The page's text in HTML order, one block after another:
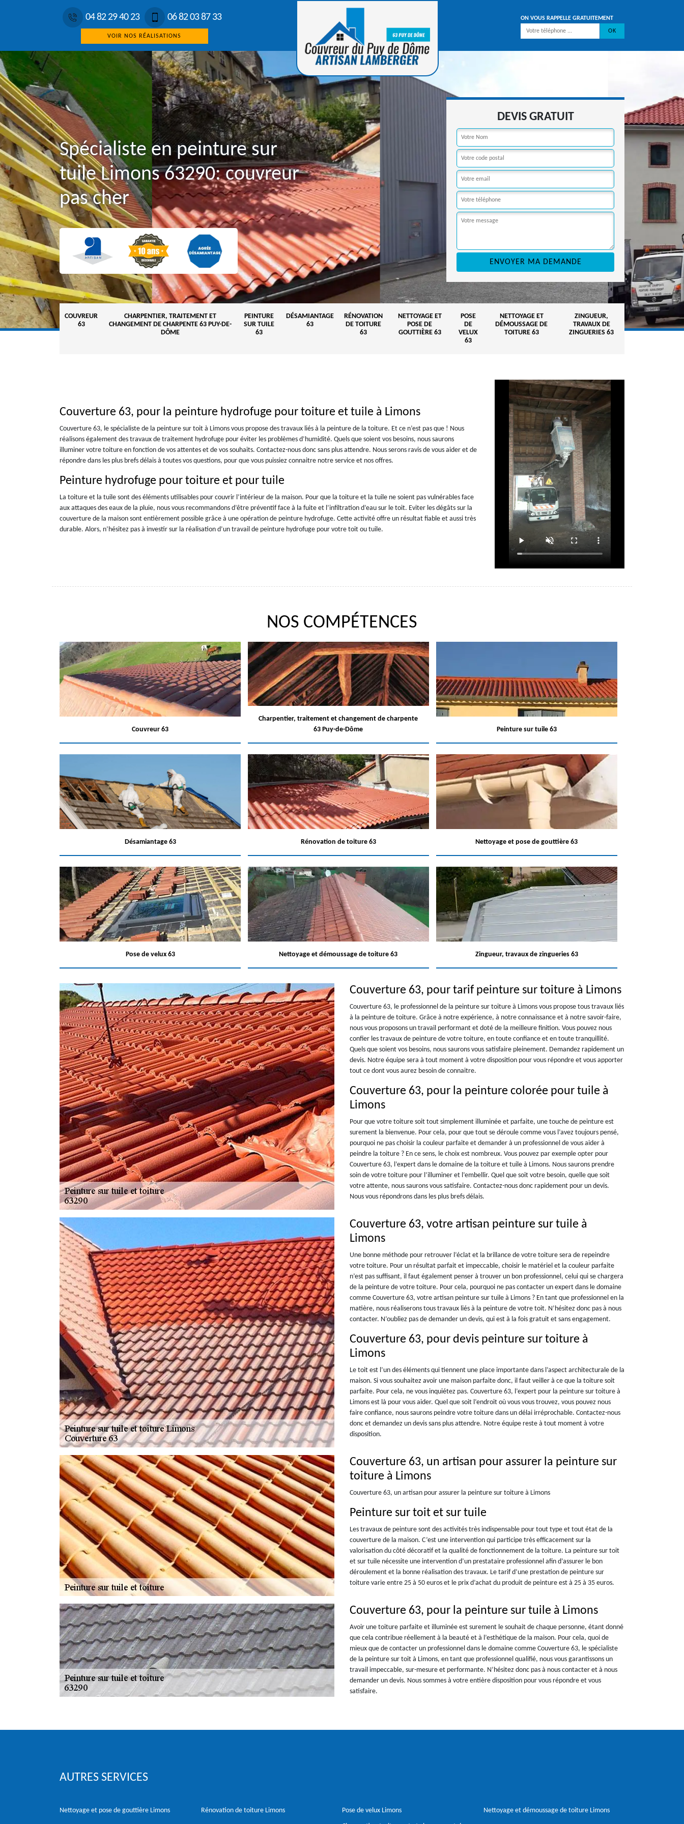
04 82 29 40 23 06 82 03 87 33
VOIR NOS RÉALISATIONS
ON VOUS RAPPELLE GRATUITEMENT
Spécialiste en peinture sur
tuile Limons 63290: couvreur
pas cher
DEVIS GRATUIT
COUVREUR
63
CHARPENTIER, TRAITEMENT ET
CHANGEMENT DE CHARPENTE 63 PUY-DE-
DÔME
PEINTURE
SUR TUILE
63
DÉSAMIANTAGE
63
RÉNOVATION
DE TOITURE
63
NETTOYAGE ET
POSE DE
GOUTTIÈRE 63
POSE
DE
VELUX
63
NETTOYAGE ET
DÉMOUSSAGE DE
TOITURE 63
ZINGUEUR,
TRAVAUX DE
ZINGUERIES 63
Couverture 63, pour la peinture hydrofuge pour toiture et tuile à Limons
Couverture 63, le spécialiste de la peinture sur toit à Limons vous propose des travaux liés à la peinture de la toiture. Et ce n’est pas que ! Nous
réalisons également des travaux de traitement hydrofuge pour éviter les problèmes d’humidité. Quels que soient vos besoins, nous saurons
illuminer votre toiture en fonction de vos attentes et de vos souhaits. Contactez-nous donc sans plus attendre. Nous serons ravis de vous aider et de
répondre dans les plus brefs délais à toutes vos questions, pour que vous puissiez connaitre notre service et nos offres.
Peinture hydrofuge pour toiture et pour tuile
La toiture et la tuile sont des éléments utilisables pour couvrir l’intérieur de la maison. Pour que la toiture et la tuile ne soient pas vulnérables face
aux attaques des eaux de la pluie, nous vous recommandons d’être préventif face à la fuite et l’infiltration d’eau sur le toit. Eviter les dégâts sur la
couverture de la maison sont entièrement possible grâce à une opération de peinture hydrofuge. Cette activité offre un résultat fiable et aussi très
durable. Alors, n’hésitez pas à investir sur la réalisation d’un travail de peinture hydrofuge pour votre toit ou tuile.
NOS COMPÉTENCES
Couvreur 63
Charpentier, traitement et changement de charpente
63 Puy-de-Dôme
Peinture sur tuile 63
Désamiantage 63 Rénovation de toiture 63 Nettoyage et pose de gouttière 63
Pose de velux 63 Nettoyage et démoussage de toiture 63 Zingueur, travaux de zingueries 63
Couverture 63, pour tarif peinture sur toiture à Limons
Couverture 63, le professionnel de la peinture sur toiture à Limons vous propose tous travaux liés
à la peinture de toiture. Grâce à notre expérience, à notre connaissance et à notre savoir-faire,
nous vous proposons un travail performant et doté de la meilleure finition. Vous pouvez nous
confier les travaux de peinture de votre toiture, en toute confiance et en toute tranquillité.
Quels que soient vos besoins, nous saurons vous satisfaire pleinement. Demandez rapidement un
devis. Notre équipe sera à tout moment à votre disposition pour vous répondre et vous apporter
tout ce dont vous aurez besoin de connaitre.
Couverture 63, pour la peinture colorée pour tuile à
Limons
Pour que votre toiture soit tout simplement illuminée et parfaite, une touche de peinture est
surement la bienvenue. Pour cela, pour que tout se déroule comme vous l’avez toujours pensé,
pourquoi ne pas choisir la couleur parfaite et demander à un professionnel de vous aider à
peindre la toiture ? En ce sens, le choix est nombreux. Vous pouvez par exemple opter pour
Couverture 63, l’expert dans le domaine de la toiture et tuile à Limons. Nous saurons prendre
soin de votre toiture pour l’illuminer et l’embellir. Quel que soit votre besoin, quelle que soit
votre attente, nous saurons vous satisfaire. Contactez-nous donc rapidement pour un devis.
Nous vous répondrons dans les plus brefs délais.
Couverture 63, votre artisan peinture sur tuile à
Limons
Une bonne méthode pour retrouver l’éclat et la brillance de votre toiture sera de repeindre
votre toiture. Pour un résultat parfait et impeccable, choisir le matériel et la couleur parfaite
n’est pas suffisant, il faut également penser à trouver un bon professionnel, celui qui se chargera
de la peinture de votre toiture. Pour cela, pourquoi ne pas contacter un expert dans le domaine
comme Couverture 63, votre artisan peinture sur tuile à Limons ? En tant que professionnel en la
matière, nous réaliserons tous travaux liés à la peinture de votre toit. N’hésitez donc pas à nous
contacter. N’oubliez pas de demander un devis, qui est à la fois gratuit et sans engagement.
Couverture 63, pour devis peinture sur toiture à
Limons
Le toit est l’un des éléments qui tiennent une place importante dans l’aspect architecturale de la
maison. Si vous souhaitez avoir une maison parfaite donc, il faut veiller à ce que la toiture soit
parfaite. Pour cela, ne vous inquiétez pas. Couverture 63, l’expert pour la peinture sur toiture à
Limons est là pour vous aider. Quel que soit l’endroit où vous vous trouvez, vous pouvez nous
faire confiance, nous saurons peindre votre toiture dans un délai irréprochable. Contactez-nous
donc et demandez un devis sans plus attendre. Notre équipe reste à tout moment à votre
disposition.
Couverture 63, un artisan pour assurer la peinture sur
toiture à Limons
Couverture 63, un artisan pour assurer la peinture sur toiture à Limons
Peinture sur toit et sur tuile
Les travaux de peinture sont des activités très indispensable pour tout type et tout état de la
couverture de la maison. C’est une intervention qui participe très efficacement sur la
valorisation du côté décoratif et la qualité de fonctionnement de la toiture. La peinture sur toit
et sur tuile nécessite une intervention d’un prestataire professionnel afin d’assurer le bon
déroulement et la bonne réalisation des travaux. Le tarif d’une prestation de peinture sur
toiture varie entre 25 à 50 euros et le prix d’achat du produit de peinture est à 25 à 35 euros.
Couverture 63, pour la peinture sur tuile à Limons
Avoir une toiture parfaite et illuminée est surement le souhait de chaque personne, étant donné
que cela contribue réellement à la beauté et à l’esthétique de la maison. Pour cela, quoi de
mieux que de contacter un professionnel dans le domaine comme Couverture 63, le spécialiste
de la peinture sur toit à Limons, en tant que professionnel qualifié, nous vous garantissons un
travail impeccable, sur-mesure et performante. N’hésitez donc pas à nous contacter et à nous
demander un devis. Nous sommes à votre entière disposition pour vous répondre et vous
satisfaire.
AUTRES SERVICES
Nettoyage et pose de gouttière Limons Rénovation de toiture Limons Pose de velux Limons Nettoyage et démoussage de toiture Limons